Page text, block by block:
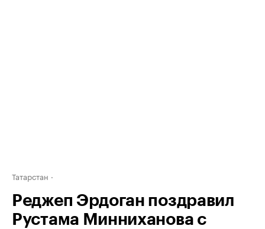
Татарстан
Реджеп Эрдоган поздравил
Рустама Минниханова с